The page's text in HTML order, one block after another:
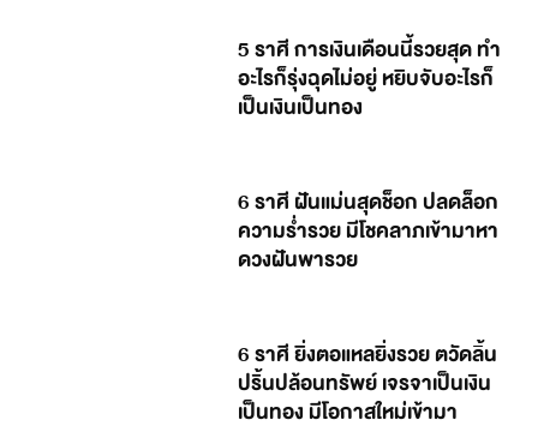
5 ราศี การเงินเดือนนี้รวยสุด ทำ
อะไรก็รุ่งฉุดไม่อยู่ หยิบจับอะไรก็
เป็นเงินเป็นทอง
6 ราศี ฝันแม่นสุดช็อก ปลดล็อก
ความร่ำรวย มีโชคลาภเข้ามาหา
ดวงฝันพารวย
6 ราศี ยิ่งตอแหลยิ่งรวย ตวัดลิ้น
ปริ้นปล้อนทรัพย์ เจรจาเป็นเงิน
เป็นทอง มีโอกาสใหม่เข้ามา